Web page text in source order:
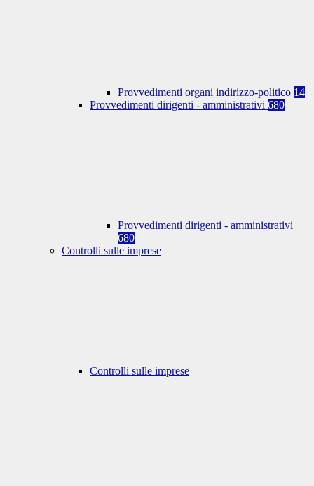
Provvedimenti organi indirizzo-politico 14
Provvedimenti dirigenti - amministrativi 680
Provvedimenti dirigenti - amministrativi
680
Controlli sulle imprese
Controlli sulle imprese